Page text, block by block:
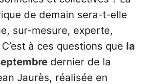
de demain sera-t-elle
sur-mesure, experte,
à ces questions que la
dernier de la
Jaurès, réalisée en